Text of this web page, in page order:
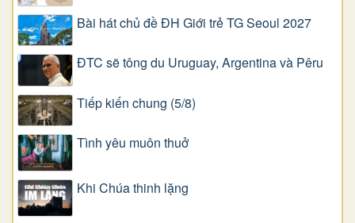
Bài hát chủ đề ĐH Giới trẻ TG Seoul 2027
ĐTC sẽ tông du Uruguay, Argentina và Pêru
Tiếp kiến chung (5/8)
Tình yêu muôn thuở
Khi Chúa thinh lặng